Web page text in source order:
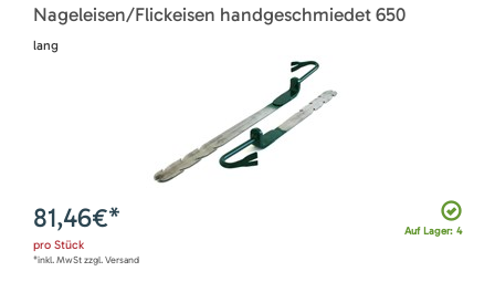
Nageleisen/Flickeisen handgeschmiedet 650
lang
Auf Lager: 4
81,46€*
pro Stück
*inkl. MwSt zzgl. Versand